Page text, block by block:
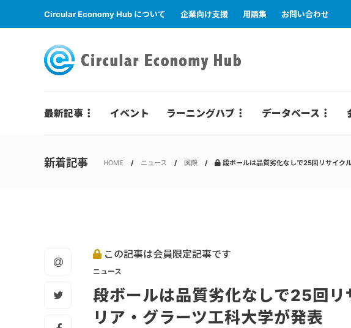
Circular Economy Hub について 企業向け支援 用語集 お問い合わせ
最新記事 イベント ラーニングハブ データベース
新着記事 HOME ニュース 国際 段ボールは品質劣化なしで25回リサイク
この記事は会員限定記事です
ニュース
段ボールは品質劣化なしで25回リ
リア・グラーツ工科大学が発表